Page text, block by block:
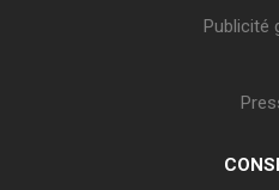
Publicité